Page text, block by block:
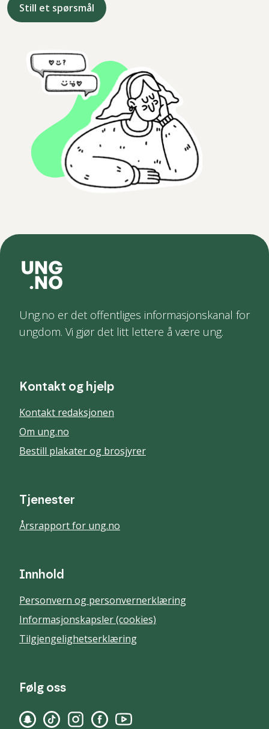
Still et spørsmål
Ung.no er det offentliges informasjonskanal for
ungdom. Vi gjør det litt lettere å være ung.
Kontakt og hjelp
Kontakt redaksjonen
Om ung.no
Bestill plakater og brosjyrer
Tjenester
Årsrapport for ung.no
Innhold
Personvern og personvernerklæring
Informasjonskapsler (cookies)
Tilgjengelighetserklæring
Følg oss